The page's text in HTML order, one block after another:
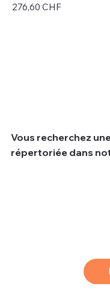
Vous recherchez
répertoriée dans
Prix
276,60 CHF